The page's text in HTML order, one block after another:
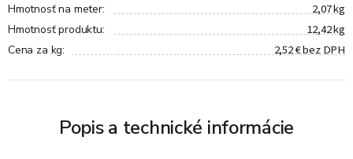
Hmotnosť na meter: 2,07 kg
Hmotnosť produktu: 12,42 kg
Cena za kg: 2,52 € bez DPH
Popis a technické informácie